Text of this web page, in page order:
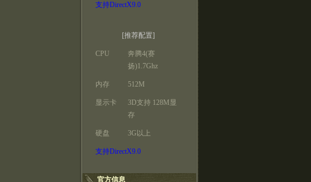
支持DirectX9.0
[推荐配置]
CPU
奔腾4(赛
扬)1.7Ghz
内存 512M
显示卡
3D支持 128M显
存
硬盘 3G以上
支持DirectX9.0
官方信息